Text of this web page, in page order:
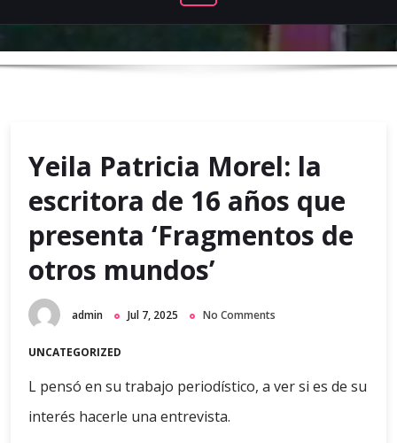
Yeila Patricia Morel: la
escritora de 16 años que
presenta ‘Fragmentos de
otros mundos’
admin Jul 7, 2025 No Comments
UNCATEGORIZED
L pensó en su trabajo periodístico, a ver si es de su
interés hacerle una entrevista.